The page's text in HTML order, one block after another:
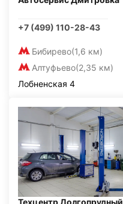
+7 (499) 110-28-43
Бибирево(1,6 км)
Алтуфьево(2,35 км)
Лобненская 4
Техцентр Долгопрудный